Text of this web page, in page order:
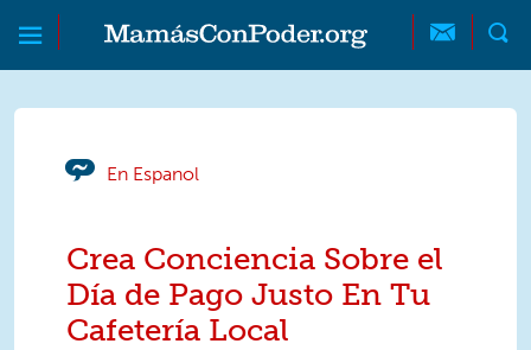
Skip to main content
Skip to main content
MamásConPoder
En Espanol
Crea Conciencia Sobre el
Día de Pago Justo En Tu
Cafetería Local